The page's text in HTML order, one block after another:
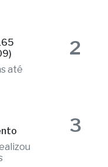
até
2
3